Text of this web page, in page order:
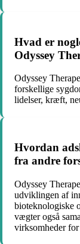
Hvad er
Odyssey
Odyssey
forskellige
lidelser, kræft,
Hvordan
fra andre
Odyssey
udviklingen af
bioteknologiske
vægter også
virksomheder for